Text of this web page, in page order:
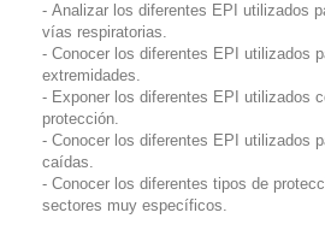
- Analizar los diferentes EPI utilizados
vías respiratorias.
- Conocer los diferentes EPI utilizados
extremidades.
- Exponer los diferentes EPI utilizados
protección.
- Conocer los diferentes EPI utilizados
caídas.
- Conocer los diferentes tipos de
sectores muy específicos.